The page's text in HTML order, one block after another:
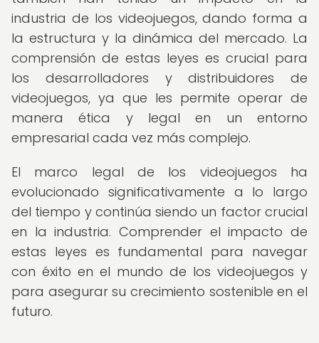
industria de los videojuegos, dando forma a
la estructura y la dinámica del mercado. La
comprensión de estas leyes es crucial para
los desarrolladores y distribuidores de
videojuegos, ya que les permite operar de
manera ética y legal en un entorno
empresarial cada vez más complejo.
El marco legal de los videojuegos ha
evolucionado significativamente a lo largo
del tiempo y continúa siendo un factor crucial
en la industria. Comprender el impacto de
estas leyes es fundamental para navegar
con éxito en el mundo de los videojuegos y
para asegurar su crecimiento sostenible en el
futuro.